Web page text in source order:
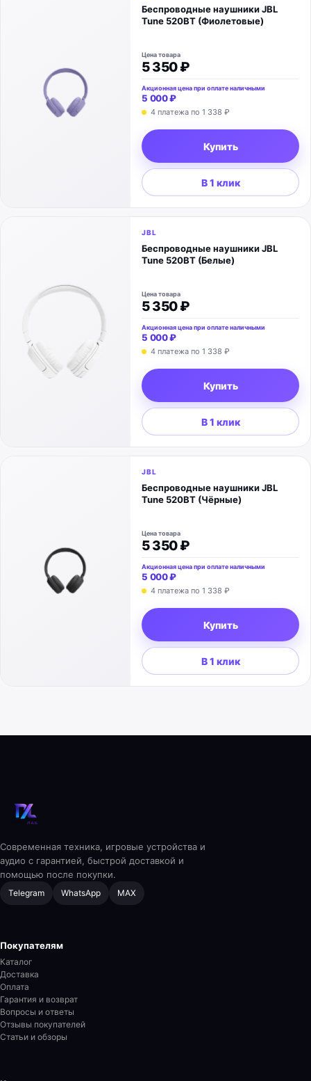
Беспроводные наушники JBL
Tune 520BT (Фиолетовые)
Цена товара
5 350 ₽
Акционная цена при оплате наличными
5 000 ₽
4 платежа по1 338 ₽
Купить
В 1 клик
JBL
Беспроводные наушники JBL
Tune 520BT (Белые)
Цена товара
5 350 ₽
Акционная цена при оплате наличными
5 000 ₽
4 платежа по1 338 ₽
Купить
В 1 клик
JBL
Беспроводные наушники JBL
Tune 520BT (Чёрные)
Цена товара
5 350 ₽
Акционная цена при оплате наличными
5 000 ₽
4 платежа по1 338 ₽
Купить
В 1 клик
Современная техника, игровые устройства и
аудио с гарантией, быстрой доставкой и
помощью после покупки.
Telegram WhatsApp MAX
Покупателям
Каталог
Доставка
Оплата
Гарантия и возврат
Вопросы и ответы
Отзывы покупателей
Статьи и обзоры